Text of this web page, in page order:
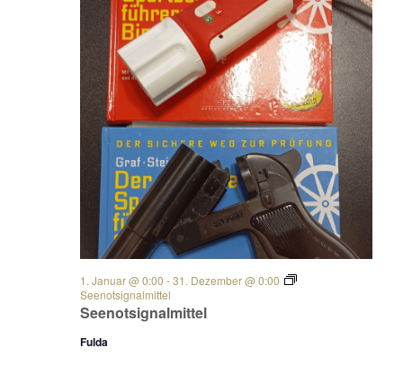
Seenotsignalmittel
1. Januar @ 0:00 -31. Dezember @ 0:00
Seenotsignalmittel
Fulda